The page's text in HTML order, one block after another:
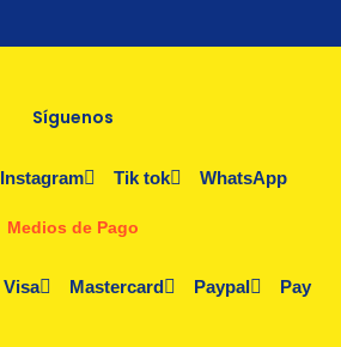
Síguenos
Instagram Tik tok WhatsApp
Medios de Pago
Visa Mastercard Paypal Pay